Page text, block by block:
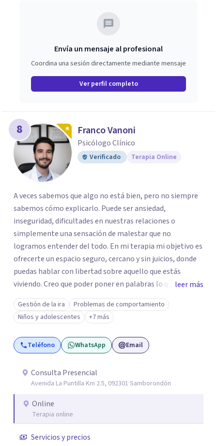
Envía un mensaje al profesional
Coordina una sesión directamente mediante mensaje
Ver perfil completo
8 Franco Vanoni
Psicólogo Clínico
Verificado Terapia Online
A veces sabemos que algo no está bien, pero no siempre
sabemos cómo explicarlo. Puede ser ansiedad,
inseguridad, dificultades en nuestras relaciones o
simplemente una sensación de malestar que no
logramos entender del todo. En mi terapia mi objetivo es
ofrecerte un espacio seguro, cercano y sin juicios, donde
puedas hablar con libertad sobre aquello que estás
viviendo. Creo que poder poner en palabras lo que
sentimos puede ser un primer paso para empezar a
comprenderlo y trabajarlo desde un lugar donde cada
persona se pueda sentir cómoda y yendo a su propio
ritmo. Si estás atravesando un momento difícil o
simplemente sientes que necesitas entender mejor lo
respetando tu historia y tu propio ritmo.
leer más
Gestión de la ira
Problemas de comportamiento
Niños y adolescentes
+7 más
Teléfono WhatsApp Email
Consulta Presencial
Avenida La Puntilla Km 2.5, 092301 Samborondón
Online
Terapia online
Servicios y precios